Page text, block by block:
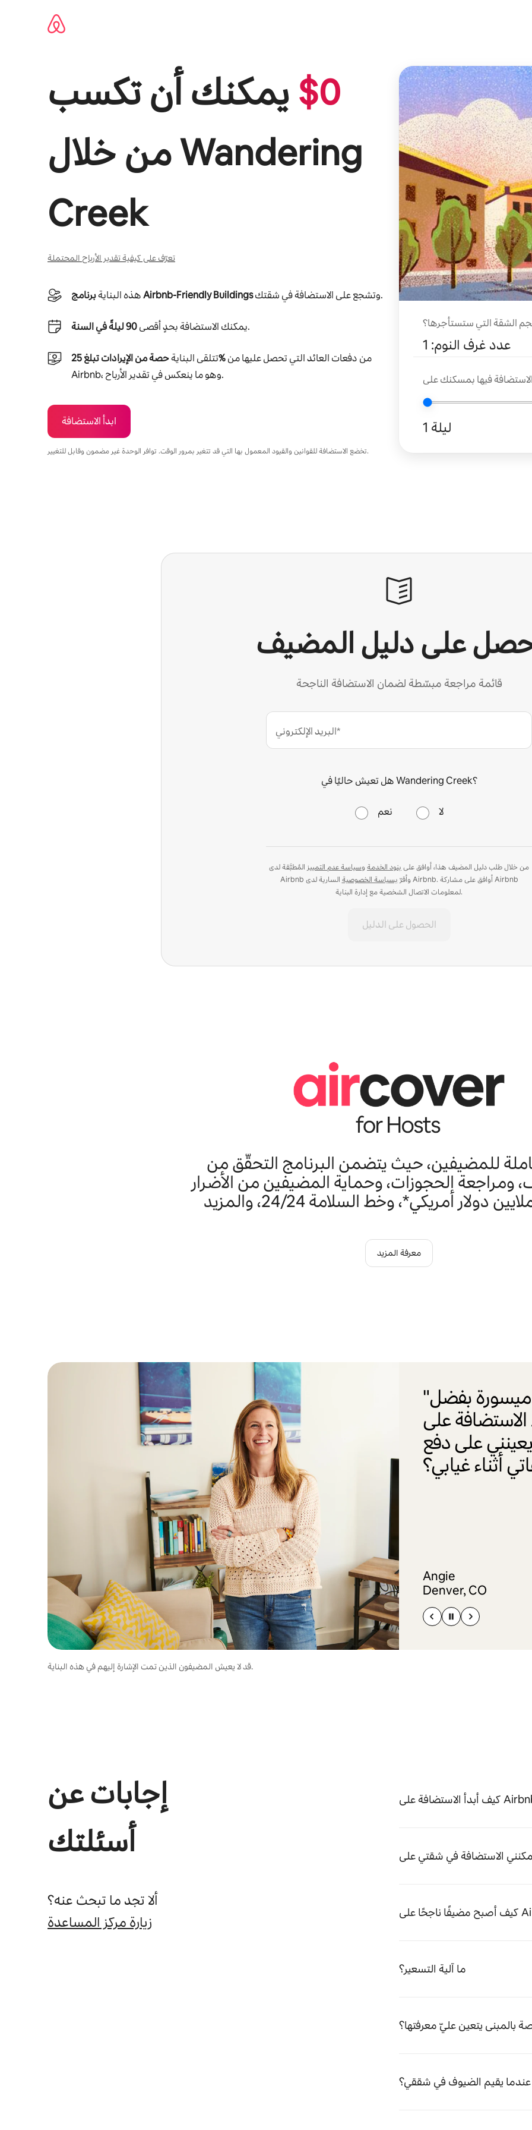
$0
Wandering
Creek
تعرّف على كيفية تقدير الأرباح المحتملة
هذه البنايةبرنامج Airbnb-Friendly Buildings وتشجع على الاستضافة في شقتك.
يمكنك الاستضافة بحدٍ أقصى90 ليلةً في السنة .
تتلقى البنايةحصة من الإيرادات تبلغ 25‎%‎
Airbnb، وهو ما ينعكس في تقدير الأرباح.
ابدأ الاستضافة
تخضع الاستضافة للقوانين والقيود المعمول بها التي قد تتغير بمرور الوقت. توافر الوحدة غير مضمون وقابل للتغيير.
الشقة التي ستستأجرها؟
عدد غرف النوم: 1
1 ليلة
على دليل المضيف
قائمة مراجعة مبسّطة لضمان الاستضافة الناجحة
البريد الإلكتروني*
هل تعيش حاليًا في Wandering Creek؟
نعم لا
من خلال طلب دليل المضيف هذا، أوافق على بنود الخدمةوسياسة عدم التمييز المُطبَّقة لدى
Airbnb وأقرّ بسياسة الخصوصية السارية لدى Airbnb. أوافق على مشاركة Airbnb
لمعلومات الاتصال الشخصية مع إدارة البناية.
الحصول على الدليل
للمضيفين، حيث يتضمن البرنامج التحقّق من
ومراجعة الحجوزات، وحماية المضيفين من الأضرار
معرفة المزيد
"أصبحت معيشتي ميسورة بفضل
الاستضافة على Airbnb. في جميع الأحوال
يعينني على دفع
Angie
Denver, CO
قد لا يعيش المضيفون الذين تمت الإشارة إليهم في هذه البناية.
إجابات عن
أسئلتك
ألا تجد ما تبحث عنه؟
زيارة مركز المساعدة
ما آلية التسعير؟
بالمبنى يتعين عليّ معرفتها؟
عندما يقيم الضيوف في شققي؟